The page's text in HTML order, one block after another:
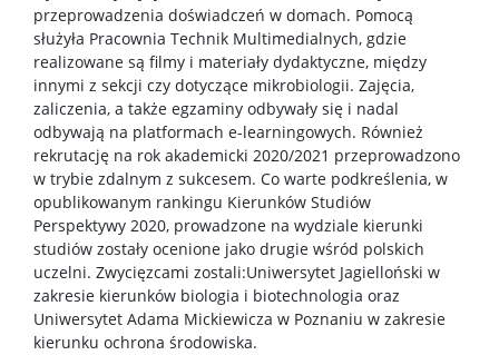
przeprowadzenia doświadczeń w domach. Pomocą
służyła Pracownia Technik Multimedialnych, gdzie
realizowane są filmy i materiały dydaktyczne, między
innymi z sekcji czy dotyczące mikrobiologii. Zajęcia,
zaliczenia, a także egzaminy odbywały się i nadal
odbywają na platformach e-learningowych. Również
rekrutację na rok akademicki 2020/2021 przeprowadzono
w trybie zdalnym z sukcesem. Co warte podkreślenia, w
opublikowanym rankingu Kierunków Studiów
Perspektywy 2020, prowadzone na wydziale kierunki
studiów zostały ocenione jako drugie wśród polskich
uczelni. Zwycięzcami zostali:Uniwersytet Jagielloński w
zakresie kierunków biologia i biotechnologia oraz
Uniwersytet Adama Mickiewicza w Poznaniu w zakresie
kierunku ochrona środowiska.